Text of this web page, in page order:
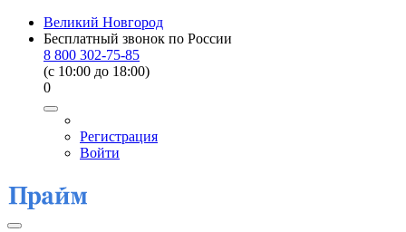
Великий Новгород
Бесплатный звонок по России
8 800 302-75-85
(c 10:00 до 18:00)
0
Регистрация
Войти